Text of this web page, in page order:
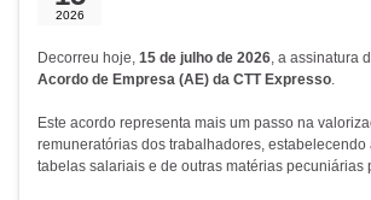
2026
Decorreu hoje, 15 de julho de 2026, a assinatura
Acordo de Empresa (AE) da CTT Expresso.
Este acordo representa mais um passo na
remuneratórias dos trabalhadores,
tabelas salariais e de outras matérias pecuniárias